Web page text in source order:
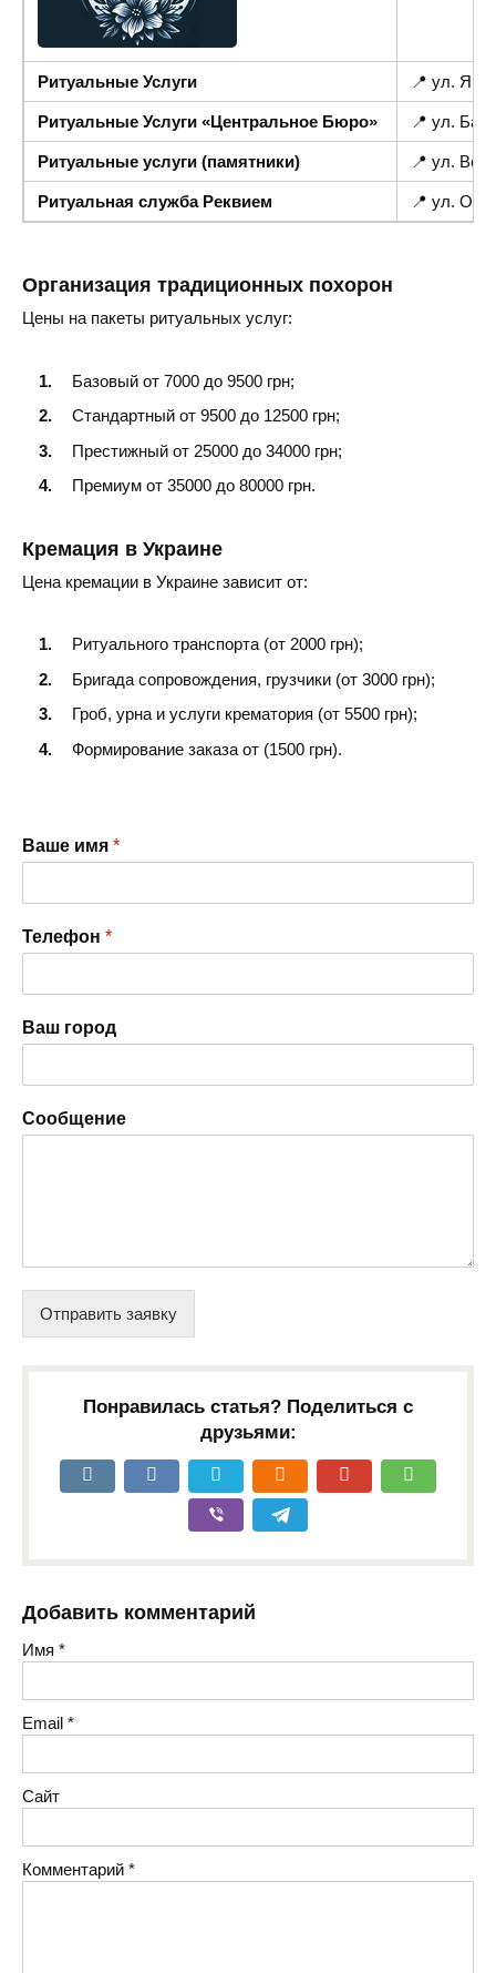
Ритуальные Услуги 📍 ул.
Ритуальные Услуги «Центральное Бюро» 📍 ул.
Ритуальные услуги (памятники) 📍 ул.
Ритуальная служба Реквием 📍 ул.
Организация традиционных похорон
Цены на пакеты ритуальных услуг:
Базовый от 7000 до 9500 грн;
Стандартный от 9500 до 12500 грн;
Престижный от 25000 до 34000 грн;
Премиум от 35000 до 80000 грн.
Кремация в Украине
Цена кремации в Украине зависит от:
Ритуального транспорта (от 2000 грн);
Бригада сопровождения, грузчики (от 3000 грн);
Гроб, урна и услуги крематория (от 5500 грн);
Формирование заказа от (1500 грн).
Ваше имя *
Телефон *
Ваш город
Сообщение
Отправить заявку
Понравилась статья? Поделиться с
друзьями:
Добавить комментарий
Имя *
Email *
Сайт
Комментарий *